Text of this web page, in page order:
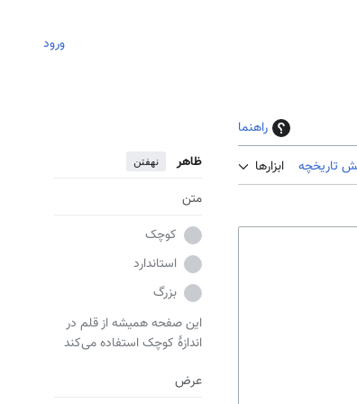
ورود
راهنما
تاریخچه ابزارها ظاهر نهفتن
متن
کوچک
استاندارد
بزرگ
این صفحه همیشه از قلم در
اندازهٔ کوچک استفاده می‌کند
عرض